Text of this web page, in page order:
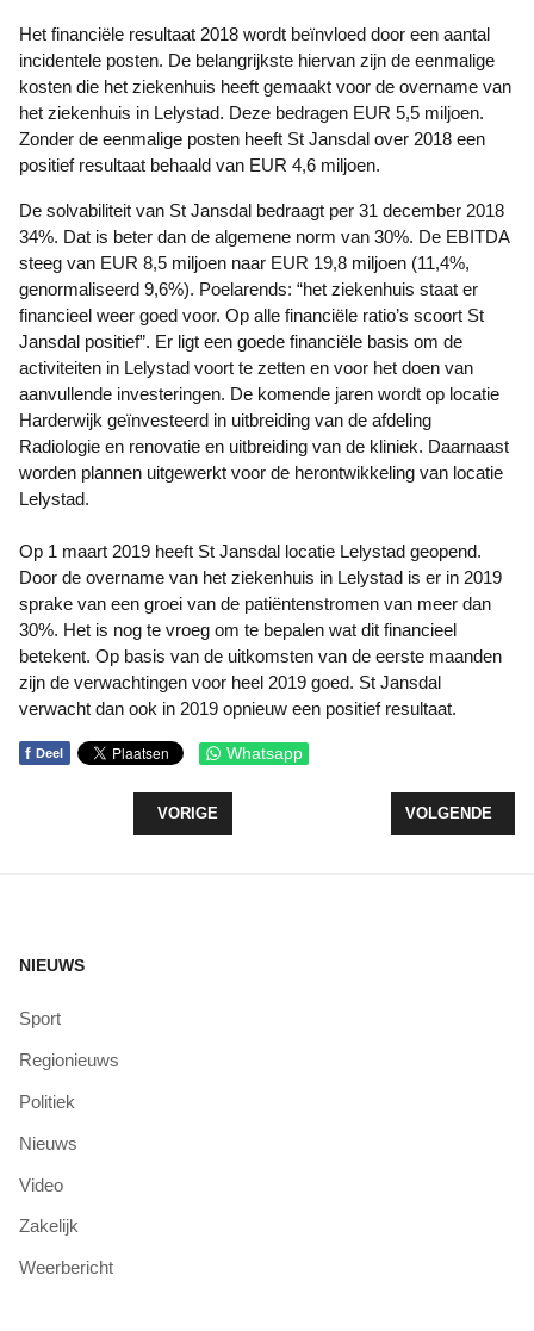
Het financiële resultaat 2018 wordt beïnvloed door een aantal
incidentele posten. De belangrijkste hiervan zijn de eenmalige
kosten die het ziekenhuis heeft gemaakt voor de overname van
het ziekenhuis in Lelystad. Deze bedragen EUR 5,5 miljoen.
Zonder de eenmalige posten heeft St Jansdal over 2018 een
positief resultaat behaald van EUR 4,6 miljoen.
De solvabiliteit van St Jansdal bedraagt per 31 december 2018
34%. Dat is beter dan de algemene norm van 30%. De EBITDA
steeg van EUR 8,5 miljoen naar EUR 19,8 miljoen (11,4%,
genormaliseerd 9,6%). Poelarends: “het ziekenhuis staat er
financieel weer goed voor. Op alle financiële ratio’s scoort St
Jansdal positief”. Er ligt een goede financiële basis om de
activiteiten in Lelystad voort te zetten en voor het doen van
aanvullende investeringen. De komende jaren wordt op locatie
Harderwijk geïnvesteerd in uitbreiding van de afdeling
Radiologie en renovatie en uitbreiding van de kliniek. Daarnaast
worden plannen uitgewerkt voor de herontwikkeling van locatie
Lelystad.
Op 1 maart 2019 heeft St Jansdal locatie Lelystad geopend.
Door de overname van het ziekenhuis in Lelystad is er in 2019
sprake van een groei van de patiëntenstromen van meer dan
30%. Het is nog te vroeg om te bepalen wat dit financieel
betekent. Op basis van de uitkomsten van de eerste maanden
zijn de verwachtingen voor heel 2019 goed. St Jansdal
verwacht dan ook in 2019 opnieuw een positief resultaat.
f Deel Whatsapp
VORIG ARTIKEL: EERSTE WINDMOLEN
VORIGE VOLGENDE
VOLGENDE
NIEUWS
Sport
Regionieuws
Politiek
Nieuws
Video
Zakelijk
Weerbericht